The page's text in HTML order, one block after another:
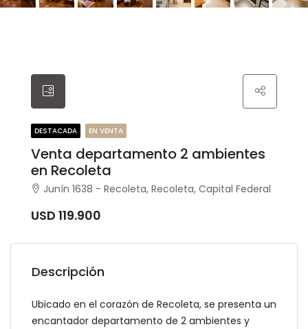
DESTACADA EN VENTA
Venta departamento 2 ambientes
en Recoleta
Junín 1638 - Recoleta, Recoleta, Capital Federal
USD 119.900
Descripción
Ubicado en el corazón de Recoleta, se presenta un
encantador departamento de 2 ambientes y